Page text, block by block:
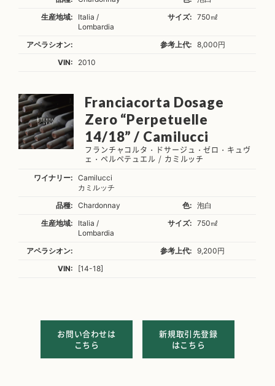
生産地域:
Italia /
Lombardia
サイズ: 750㎖
アペラシオン: 参考上代:
8,000円
VIN:
2010
Franciacorta Dosage
Zero “Perpetuelle
14/18” / Camilucci
フランチャコルタ・ドサージュ・ゼロ・キュヴ
ェ・ペルペテュエル / カミルッチ
ワイナリー:
Camilucci
カミルッチ
品種:
Chardonnay 色:
泡白
生産地域:
Italia /
Lombardia
サイズ: 750㎖
アペラシオン: 参考上代:
9,200円
VIN:
[14-18]
お問い合わせは
こちら
新規取引先登録
はこちら